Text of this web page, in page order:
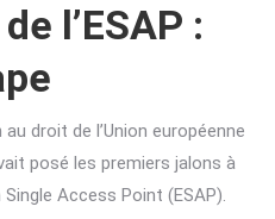
l’ESAP :
droit de l’Union européenne
posé les premiers jalons à
Access Point (ESAP).